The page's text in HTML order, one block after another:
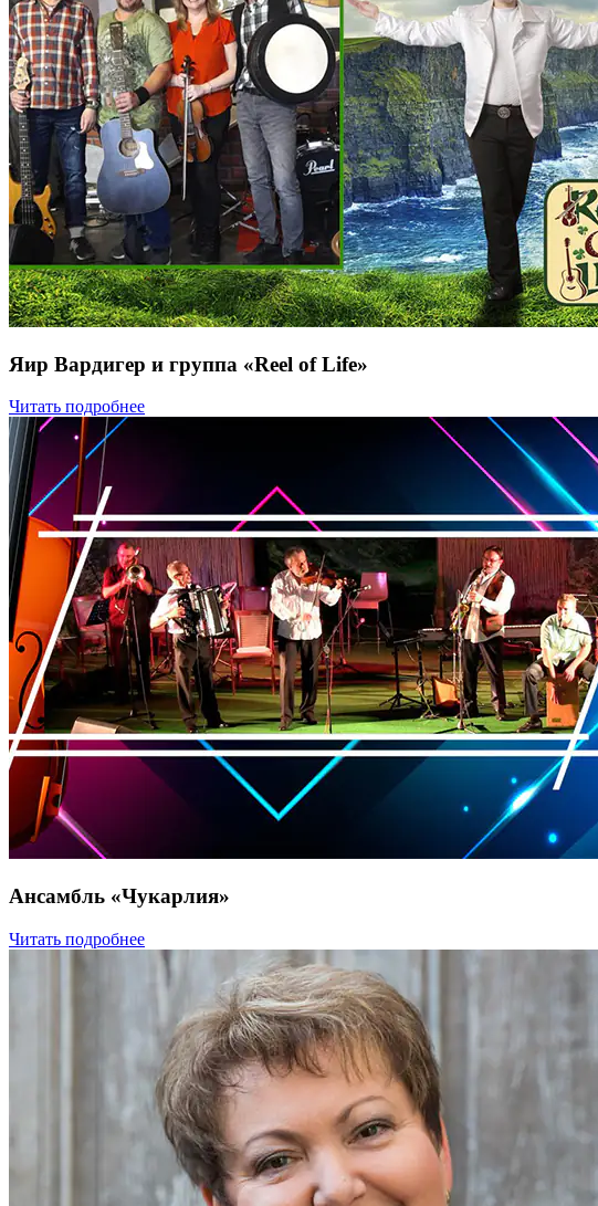
Яир Вардигер и группа «Reel of Life»
Читать подробнее
Ансамбль «Чукарлия»
Читать подробнее